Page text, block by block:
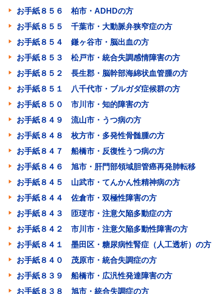
お手紙８５６ 柏市・ADHDの方
お手紙８５５ 千葉市・大動脈弁狭窄症の方
お手紙８５４ 鎌ヶ谷市・脳出血の方
お手紙８５３ 松戸市・統合失調感情障害の方
お手紙８５２ 長生郡・脳幹部海綿状血管腫の方
お手紙８５１ 八千代市・ブルガダ症候群の方
お手紙８５０ 市川市・知的障害の方
お手紙８４９ 流山市・うつ病の方
お手紙８４８ 枚方市・多発性骨髄腫の方
お手紙８４７ 船橋市・反復性うつ病の方
お手紙８４６ 旭市・肝門部領域胆管癌再発肺転移
お手紙８４５ 山武市・てんかん性精神病の方
お手紙８４４ 佐倉市・双極性障害の方
お手紙８４３ 匝瑳市・注意欠陥多動症の方
お手紙８４２ 市川市・注意欠陥多動性障害の方
お手紙８４１ 墨田区・糖尿病性腎症（人工透析）の方
お手紙８４０ 茂原市・統合失調症の方
お手紙８３９ 船橋市・広汎性発達障害の方
お手紙８３８ 旭市・統合失調症の方